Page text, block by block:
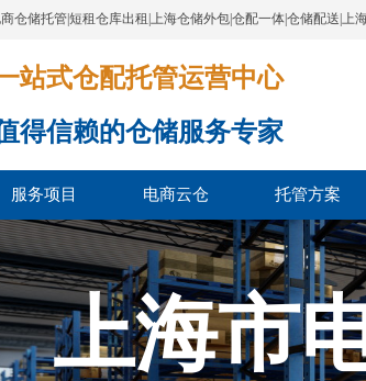
仓储托管|短租仓库出租|上海仓储外包|仓配一体|仓储配送|上
站式仓配托管运营中心​​​​​​​​​​​​​​​​​
得信赖的仓储服务专家
服务项目 电商云仓 托管方案
上海市